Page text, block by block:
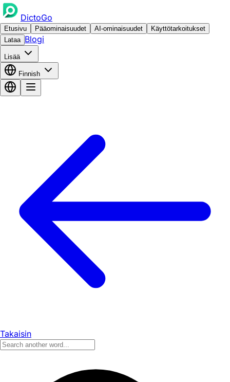
DictoGo
Etusivu Pääominaisuudet AI-ominaisuudet
Käyttötarkoitukset
Lataa Blogi
Lisää
Finnish
Takaisin